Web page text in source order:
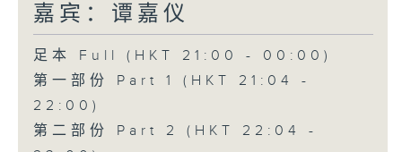
嘉宾：谭嘉仪
足本 Full (HKT 21:00 - 00:00)
第一部份 Part 1 (HKT 21:04 -
22:00)
第二部份 Part 2 (HKT 22:04 -